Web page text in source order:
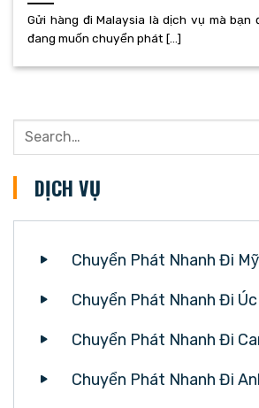
Gửi hàng đi Malaysia là dịch vụ mà bạn
đang muốn chuyển phát [...]
DỊCH VỤ
Chuyển Phát Nhanh Đi Mỹ
Chuyển Phát Nhanh Đi Úc
Chuyển Phát Nhanh Đi
Chuyển Phát Nhanh Đi